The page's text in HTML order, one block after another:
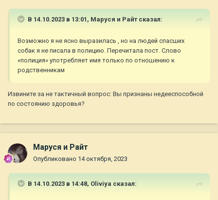
В 14.10.2023 в 13:01, Маруся и Райт сказал:
Возможно я не ясно выразилась , но на людей спасших
собак я не писала в полицию. Перечитала пост. Слово
«полиция» употребляет имя только по отношению к
родственникам
Извините за не тактичный вопрос: Вы признаны недееспособной
по состоянию здоровья?
Маруся и Райт
Опубликовано 14 октября, 2023
В 14.10.2023 в 14:48, Oliviya сказал: